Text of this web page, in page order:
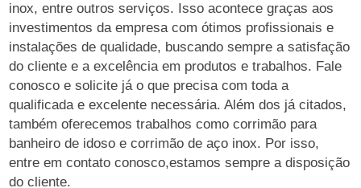
inox, entre outros serviços. Isso acontece graças aos
investimentos da empresa com ótimos profissionais e
instalações de qualidade, buscando sempre a satisfação
do cliente e a excelência em produtos e trabalhos. Fale
conosco e solicite já o que precisa com toda a
qualificada e excelente necessária. Além dos já citados,
também oferecemos trabalhos como corrimão para
banheiro de idoso e corrimão de aço inox. Por isso,
entre em contato conosco,estamos sempre a disposição
do cliente.